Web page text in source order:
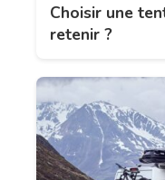
Choisir une
retenir ?